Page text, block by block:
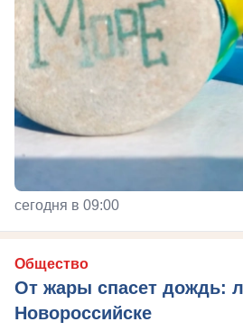
сегодня в 09:00
Общество
От жары спасет дождь:
Новороссийске